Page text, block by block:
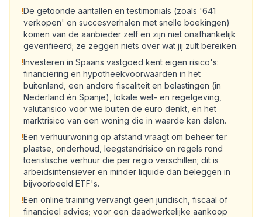
!De getoonde aantallen en testimonials (zoals '641
verkopen' en succesverhalen met snelle boekingen)
komen van de aanbieder zelf en zijn niet onafhankelijk
geverifieerd; ze zeggen niets over wat jij zult bereiken.
!Investeren in Spaans vastgoed kent eigen risico's:
financiering en hypotheekvoorwaarden in het
buitenland, een andere fiscaliteit en belastingen (in
Nederland én Spanje), lokale wet- en regelgeving,
valutarisico voor wie buiten de euro denkt, en het
marktrisico van een woning die in waarde kan dalen.
!Een verhuurwoning op afstand vraagt om beheer ter
plaatse, onderhoud, leegstandrisico en regels rond
toeristische verhuur die per regio verschillen; dit is
arbeidsintensiever en minder liquide dan beleggen in
bijvoorbeeld ETF's.
!Een online training vervangt geen juridisch, fiscaal of
financieel advies; voor een daadwerkelijke aankoop